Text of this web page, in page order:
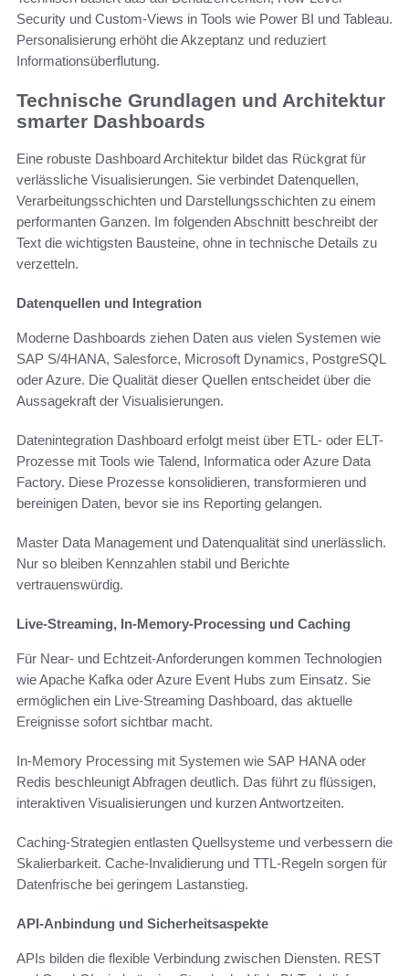
Security und Custom-Views in Tools wie Power BI und Tableau.
Personalisierung erhöht die Akzeptanz und reduziert
Informationsüberflutung.
Technische Grundlagen und Architektur
smarter Dashboards
Eine robuste Dashboard Architektur bildet das Rückgrat für
verlässliche Visualisierungen. Sie verbindet Datenquellen,
Verarbeitungsschichten und Darstellungsschichten zu einem
performanten Ganzen. Im folgenden Abschnitt beschreibt der
Text die wichtigsten Bausteine, ohne in technische Details zu
verzetteln.
Datenquellen und Integration
Moderne Dashboards ziehen Daten aus vielen Systemen wie
SAP S/4HANA, Salesforce, Microsoft Dynamics, PostgreSQL
oder Azure. Die Qualität dieser Quellen entscheidet über die
Aussagekraft der Visualisierungen.
Datenintegration Dashboard erfolgt meist über ETL- oder ELT-
Prozesse mit Tools wie Talend, Informatica oder Azure Data
Factory. Diese Prozesse konsolidieren, transformieren und
bereinigen Daten, bevor sie ins Reporting gelangen.
Master Data Management und Datenqualität sind unerlässlich.
Nur so bleiben Kennzahlen stabil und Berichte
vertrauenswürdig.
Live-Streaming, In-Memory-Processing und Caching
Für Near- und Echtzeit-Anforderungen kommen Technologien
wie Apache Kafka oder Azure Event Hubs zum Einsatz. Sie
ermöglichen ein Live-Streaming Dashboard, das aktuelle
Ereignisse sofort sichtbar macht.
In-Memory Processing mit Systemen wie SAP HANA oder
Redis beschleunigt Abfragen deutlich. Das führt zu flüssigen,
interaktiven Visualisierungen und kurzen Antwortzeiten.
Caching-Strategien entlasten Quellsysteme und verbessern die
Skalierbarkeit. Cache-Invalidierung und TTL-Regeln sorgen für
Datenfrische bei geringem Lastanstieg.
API-Anbindung und Sicherheitsaspekte
APIs bilden die flexible Verbindung zwischen Diensten. REST